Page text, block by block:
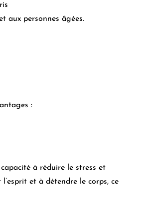
aux personnes âgées.
:
à réduire le stress et
et à détendre le corps, ce